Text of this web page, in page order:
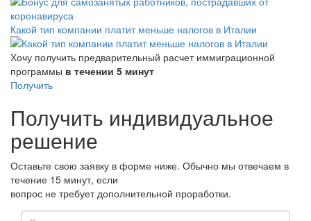
Какой тип компании платит меньше налогов в Италии
Хочу получить предварительный расчет иммиграционной
программы в течении 5 минут
Получить
Получить индивидуальное
решение
Оставьте свою заявку в форме ниже. Обычно мы отвечаем в
течение 15 минут, если
вопрос не требует дополнительной проработки.